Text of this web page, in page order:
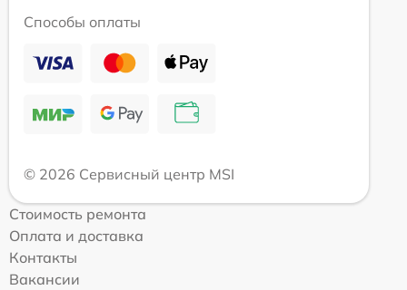
Способы оплаты
© 2026 Сервисный центр MSI
Стоимость ремонта
Оплата и доставка
Контакты
Вакансии